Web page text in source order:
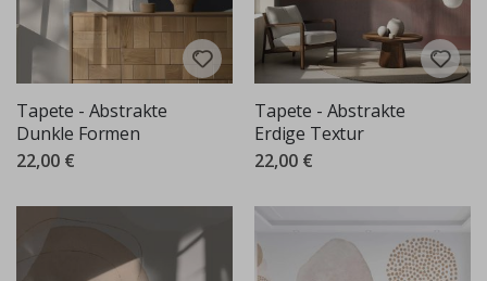
Tapete - Abstrakte
Dunkle Formen
22,00 €
Tapete - Abstrakte
Erdige Textur
22,00 €